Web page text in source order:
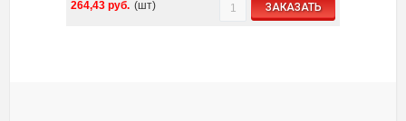
264,43 руб. (шт) ЗАКАЗАТЬ